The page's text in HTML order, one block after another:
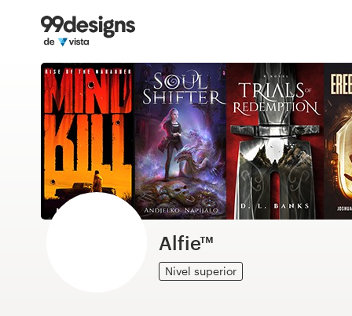
Alfie™
Nivel superior
Inicio
Explorar categorías
Cómo es
Encontrar un diseñador
Inspiración